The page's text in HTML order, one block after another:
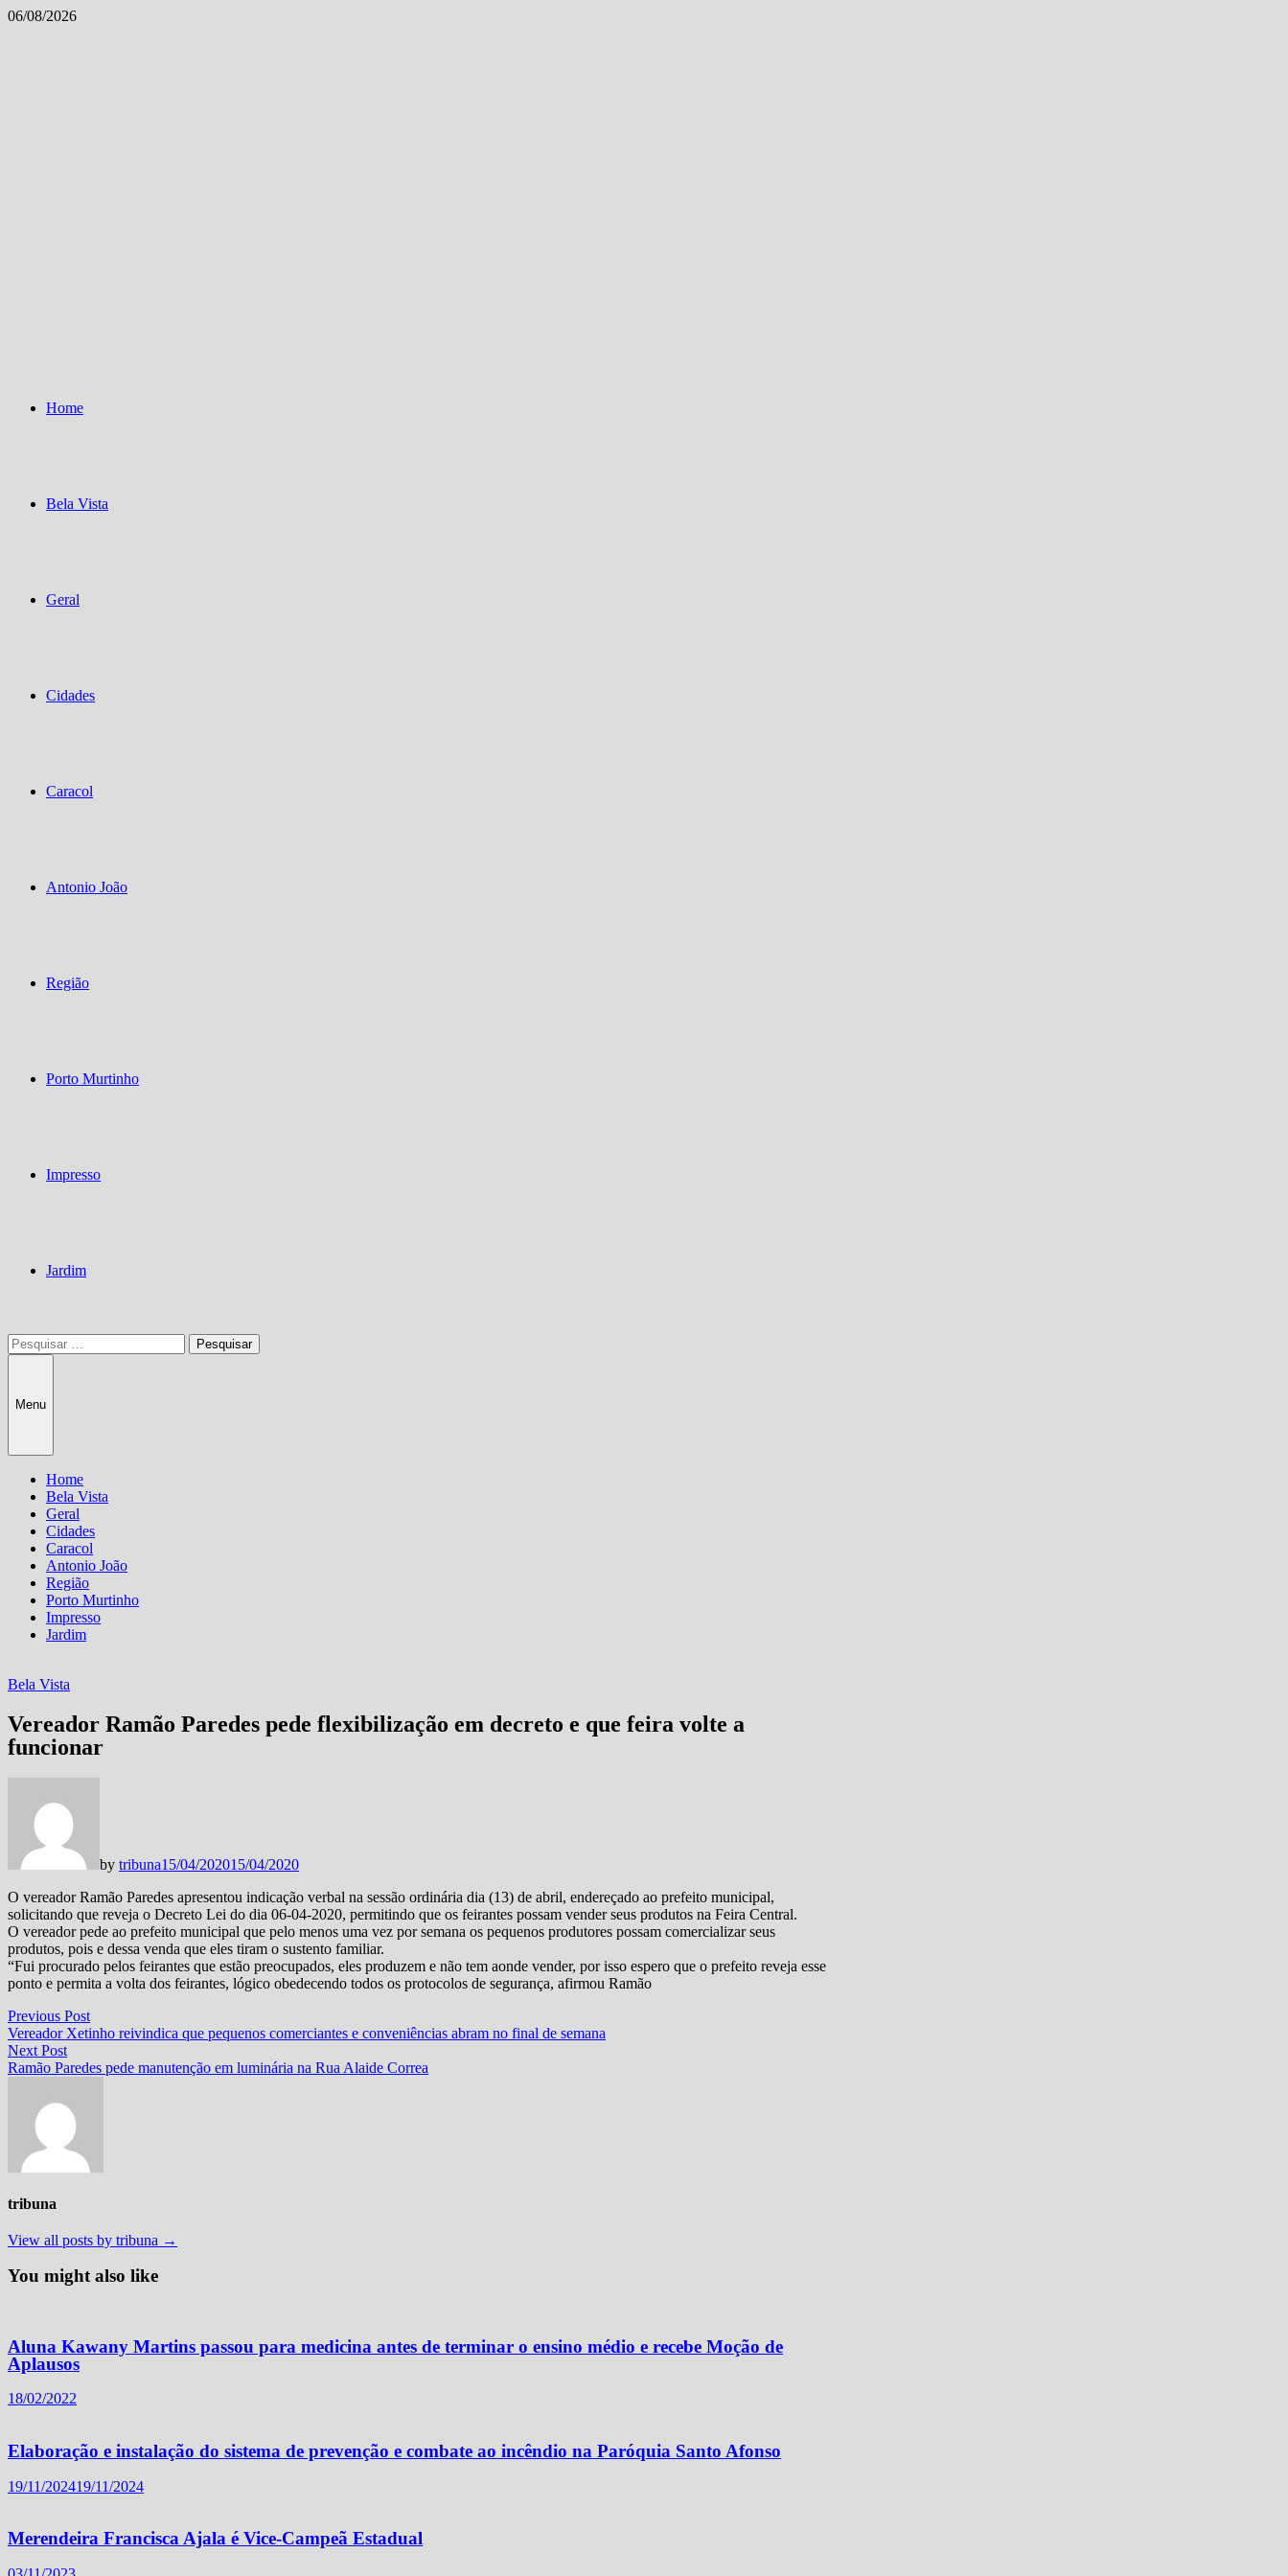
Skip
06/08/2026
Home
Bela Vista
Geral
Cidades
Caracol
Antonio João
Região
Porto Murtinho
Impresso
Jardim
Pesquisar
por:
Menu
Home
Bela Vista
Geral
Cidades
Caracol
Antonio João
Região
Porto Murtinho
Impresso
Jardim
Bela Vista
Vereador Ramão Paredes pede flexibilização em decreto e que feira volte a
funcionar
by tribuna15/04/202015/04/2020
O vereador Ramão Paredes apresentou indicação verbal na sessão ordinária dia (13) de abril, endereçado ao prefeito municipal,
solicitando que reveja o Decreto Lei do dia 06-04-2020, permitindo que os feirantes possam vender seus produtos na Feira Central.
O vereador pede ao prefeito municipal que pelo menos uma vez por semana os pequenos produtores possam comercializar seus
produtos, pois e dessa venda que eles tiram o sustento familiar.
“Fui procurado pelos feirantes que estão preocupados, eles produzem e não tem aonde vender, por isso espero que o prefeito reveja esse
ponto e permita a volta dos feirantes, lógico obedecendo todos os protocolos de segurança, afirmou Ramão
Navegação
de
Post
Previous PostPrevious
post:
Vereador Xetinho reivindica que pequenos comerciantes e conveniências abram no final de semana
Next PostNext
post:
Ramão Paredes pede manutenção em luminária na Rua Alaide Correa
tribuna
View all posts by tribuna →
You might also like
Aluna Kawany Martins passou para medicina antes de terminar o ensino médio e recebe Moção de
Aplausos
18/02/2022
Elaboração e instalação do sistema de prevenção e combate ao incêndio na Paróquia Santo Afonso
19/11/202419/11/2024
Merendeira Francisca Ajala é Vice-Campeã Estadual